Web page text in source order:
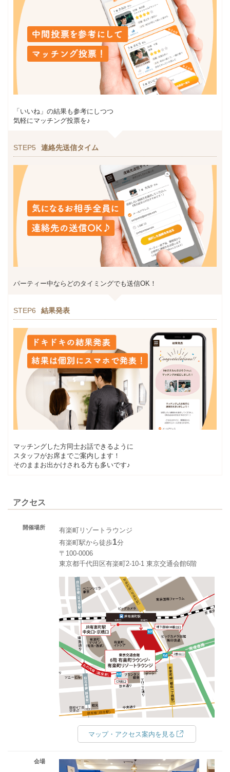
「いいね」の結果も参考にしつつ
気軽にマッチング投票を♪
STEP5 連絡先送信タイム
パーティー中ならどのタイミングでも送信OK！
STEP6 結果発表
マッチングした方同士お話できるように
スタッフがお席までご案内します！
そのままお出かけされる方も多いです♪
アクセス
開催場所
有楽町リゾートラウンジ
有楽町駅から徒歩1分
〒100-0006
東京都千代田区有楽町2-10-1 東京交通会館6階
マップ・アクセス案内を見る
会場